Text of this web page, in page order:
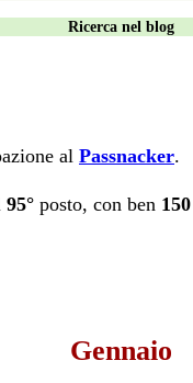
Ricerca nel blog
al Passnacker.
95° posto, con ben 150
Gennaio